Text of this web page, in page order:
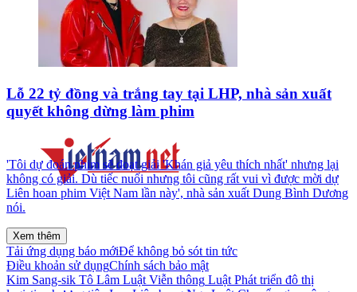
Lỗ 22 tỷ đồng và trắng tay tại LHP, nhà sản xuất
quyết không dừng làm phim
'Tôi dự đoán phim sẽ đoạt giải 'Khán giả yêu thích nhất' nhưng lại
không có giải. Dù tiếc nuối nhưng tôi cũng rất vui vì được mời dự
Liên hoan phim Việt Nam lần này', nhà sản xuất Dung Bình Dương
nói.
Xem thêm
Tải ứng dụng báo mớiĐể không bỏ sót tin tức
Điều khoản sử dụngChính sách bảo mật
Kim Sang-sik Tô Lâm Luật Viễn thông Luật Phát triển đô thị